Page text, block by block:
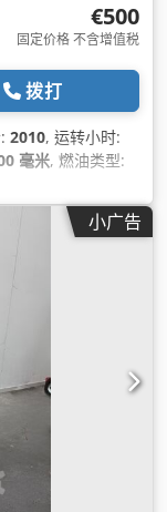
€500
固定价格 不含增值税
拨打
2010, 运转小时:
毫米, 燃油类型:
小广告